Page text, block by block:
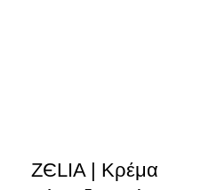
ZЄLIA | Κρέμα